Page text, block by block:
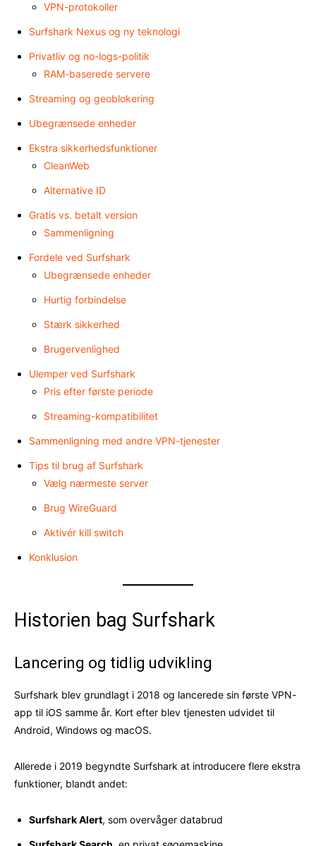
VPN-protokoller
Surfshark Nexus og ny teknologi
Privatliv og no-logs-politik
RAM-baserede servere
Streaming og geoblokering
Ubegrænsede enheder
Ekstra sikkerhedsfunktioner
CleanWeb
Alternative ID
Gratis vs. betalt version
Sammenligning
Fordele ved Surfshark
Ubegrænsede enheder
Hurtig forbindelse
Stærk sikkerhed
Brugervenlighed
Ulemper ved Surfshark
Pris efter første periode
Streaming-kompatibilitet
Sammenligning med andre VPN-tjenester
Tips til brug af Surfshark
Vælg nærmeste server
Brug WireGuard
Aktivér kill switch
Konklusion
Historien bag Surfshark
Lancering og tidlig udvikling
Surfshark blev grundlagt i 2018 og lancerede sin første VPN-
app til iOS samme år. Kort efter blev tjenesten udvidet til
Android, Windows og macOS.
Allerede i 2019 begyndte Surfshark at introducere flere ekstra
funktioner, blandt andet:
Surfshark Alert, som overvåger databrud